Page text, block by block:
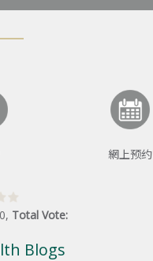
網上预约
, Total Vote:
Blogs